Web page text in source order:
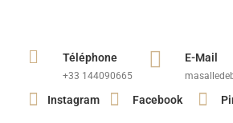
Téléphone
+33 144090665​
E-Mail
Instagram Facebook